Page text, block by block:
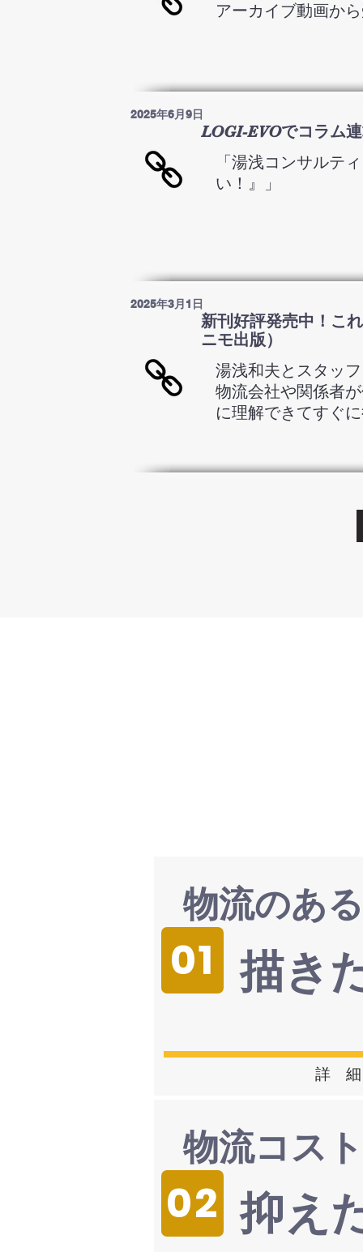
アーカイブ動画か
2025年6月9日
LOGI-EVOでコラム
「湯浅コンサルテ
い！』」
2025年3月1日
新刊好評発売中！こ
ニモ出版）
湯浅和夫とスタッ
物流会社や関係者
に理解できてすぐ
物流のあ
01 描き
詳 細
物流コス
02 抑え